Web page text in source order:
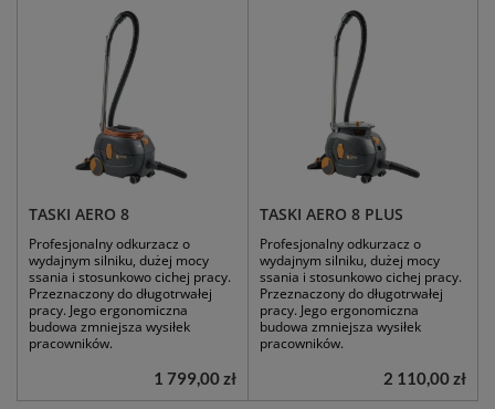
formułę, która oprócz niezwykłej
wydajności i ekonomii, pozwala na
ograniczenie ilości produkowanych
opakowań.
do podłóg drewnianych i kamiennych.
Produkty tworzone przez Clinex są
przyjazne dla użytkowników oraz
środowiska, co sprawia, że są
doskonałym wyborem dla
profesjonalistów dbających o najwyższą
jakość sprzątania.
Zobacz naszą ofertę
Clinex
TASKI AERO 8
Profesjonalny odkurzacz o
wydajnym silniku, dużej mocy
ssania i stosunkowo cichej pracy.
Przeznaczony do długotrwałej
pracy. Jego ergonomiczna
budowa zmniejsza wysiłek
pracowników.
1 799,00 zł
TASKI AERO 8 PLUS
Profesjonalny odkurzacz o
wydajnym silniku, dużej mocy
ssania i stosunkowo cichej pracy.
Przeznaczony do długotrwałej
pracy. Jego ergonomiczna
budowa zmniejsza wysiłek
pracowników.
2 110,00 zł